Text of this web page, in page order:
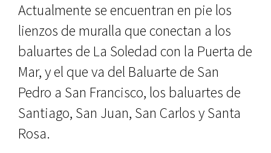
Actualmente se encuentran en pie los
lienzos de muralla que conectan a los
baluartes de La Soledad con la Puerta de
Mar, y el que va del Baluar­te de San
Pedro a San Francisco, los baluartes de
Santiago, San Juan, San Carlos y Santa
Rosa.